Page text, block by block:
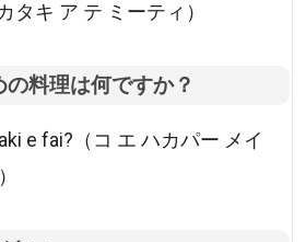
タキ ア テ ミーティ）
料理は何ですか？
e fai?（コ エ ハカパー メイ